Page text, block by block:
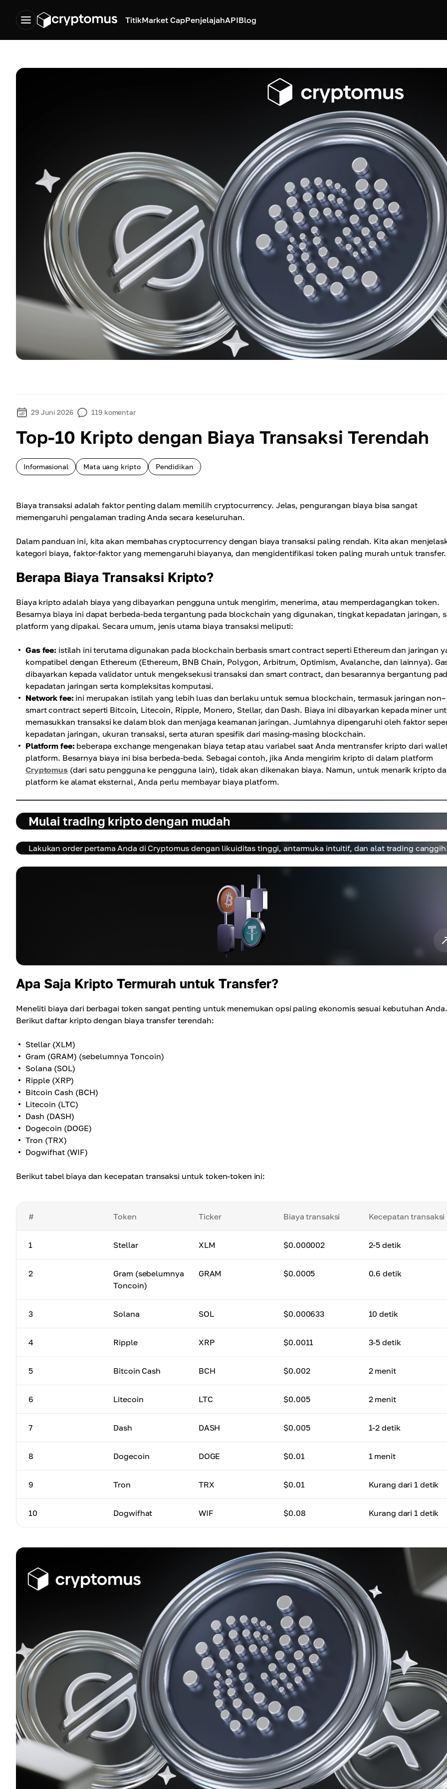
TitikMarket CapPenjelajahAPIBlog
29 Juni 2026 119 komentar
Top-10 Kripto dengan Biaya Transaksi Terendah
Informasional Mata uang kripto Pendidikan
Biaya transaksi adalah faktor penting dalam memilih cryptocurrency. Jelas, pengurangan biaya bisa sangat
memengaruhi pengalaman trading Anda secara keseluruhan.
Dalam panduan ini, kita akan membahas cryptocurrency dengan biaya transaksi paling rendah. Kita akan
kategori biaya, faktor-faktor yang memengaruhi biayanya, dan mengidentifikasi token paling murah untuk transfer.
Berapa Biaya Transaksi Kripto?
Biaya kripto adalah biaya yang dibayarkan pengguna untuk mengirim, menerima, atau memperdagangkan token.
Besarnya biaya ini dapat berbeda-beda tergantung pada blockchain yang digunakan, tingkat kepadatan jaringan,
platform yang dipakai. Secara umum, jenis utama biaya transaksi meliputi:
Gas fee: istilah ini terutama digunakan pada blockchain berbasis smart contract seperti Ethereum dan jaringan
kompatibel dengan Ethereum (Ethereum, BNB Chain, Polygon, Arbitrum, Optimism, Avalanche, dan lainnya).
dibayarkan kepada validator untuk mengeksekusi transaksi dan smart contract, dan besarannya bergantung
kepadatan jaringan serta kompleksitas komputasi.
Network fee: ini merupakan istilah yang lebih luas dan berlaku untuk semua blockchain, termasuk jaringan non–
smart contract seperti Bitcoin, Litecoin, Ripple, Monero, Stellar, dan Dash. Biaya ini dibayarkan kepada miner
memasukkan transaksi ke dalam blok dan menjaga keamanan jaringan. Jumlahnya dipengaruhi oleh faktor
kepadatan jaringan, ukuran transaksi, serta aturan spesifik dari masing-masing blockchain.
Platform fee: beberapa exchange mengenakan biaya tetap atau variabel saat Anda mentransfer kripto dari
platform. Besarnya biaya ini bisa berbeda-beda. Sebagai contoh, jika Anda mengirim kripto di dalam platform
Cryptomus(dari satu pengguna ke pengguna lain), tidak akan dikenakan biaya. Namun, untuk menarik kripto
platform ke alamat eksternal, Anda perlu membayar biaya platform.
Mulai trading kripto dengan mudah
Lakukan order pertama Anda di Cryptomus dengan likuiditas tinggi, antarmuka intuitif, dan alat trading
Apa Saja Kripto Termurah untuk Transfer?
Meneliti biaya dari berbagai token sangat penting untuk menemukan opsi paling ekonomis sesuai kebutuhan Anda.
Berikut daftar kripto dengan biaya transfer terendah:
Stellar (XLM)
Gram (GRAM) (sebelumnya Toncoin)
Solana (SOL)
Ripple (XRP)
Bitcoin Cash (BCH)
Litecoin (LTC)
Dash (DASH)
Dogecoin (DOGE)
Tron (TRX)
Dogwifhat (WIF)
Berikut tabel biaya dan kecepatan transaksi untuk token-token ini:
# Token Ticker Biaya transaksi Kecepatan transaksi
1 Stellar XLM $0.000002 2-5 detik
2
Gram (sebelumnya
Toncoin)
GRAM $0.0005 0.6 detik
3 Solana SOL $0.000633 10 detik
4 Ripple XRP $0.0011 3-5 detik
5 Bitcoin Cash BCH $0.002 2 menit
6 Litecoin LTC $0.005 2 menit
7 Dash DASH $0.005 1-2 detik
8 Dogecoin DOGE $0.01 1 menit
9 Tron TRX $0.01 Kurang dari 1 detik
10 Dogwifhat WIF $0.08 Kurang dari 1 detik